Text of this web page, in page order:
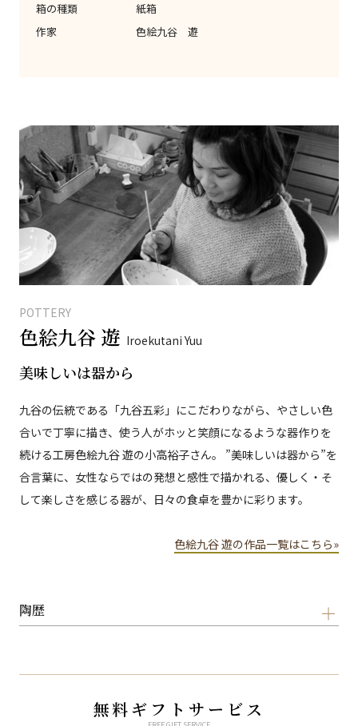
箱の種類
紙箱
作家
色絵九谷 遊
POTTERY
色絵九谷 遊 Iroekutani Yuu
美味しいは器から
九谷の伝統である「九谷五彩」にこだわりながら、やさしい色
合いで丁寧に描き、使う人がホッと笑顔になるような器作りを
続ける工房色絵九谷 遊の小高裕子さん。 ”美味しいは器から”を
合言葉に、女性ならではの発想と感性で描かれる、優しく・そ
して楽しさを感じる器が、日々の食卓を豊かに彩ります。
色絵九谷 遊の作品一覧はこちら»
陶歴
無料ギフトサービス